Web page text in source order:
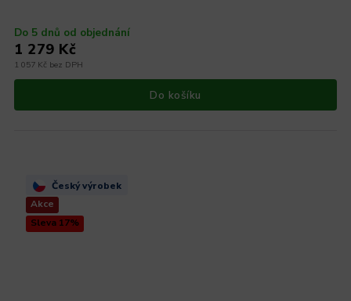
Do 5 dnů od objednání
1 057 Kč bez DPH
1 279 Kč
Do košíku
Akce
Český výrobek
Sleva 17%